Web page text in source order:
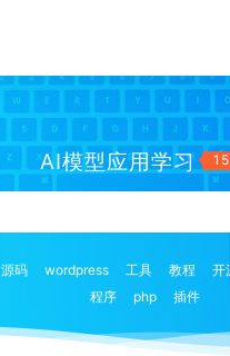
AI模型应用学习
源码 wordpress 工具 教程 开
程序
php 插件